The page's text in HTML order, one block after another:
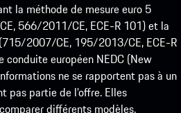
la méthode de mesure euro 5
566/2011/CE, ECE-R 101) et la
2007/CE, 195/2013/CE, ECE-R
conduite européen NEDC (New
ne se rapportent pas à un
pas partie de l’offre. Elles
différents modèles.